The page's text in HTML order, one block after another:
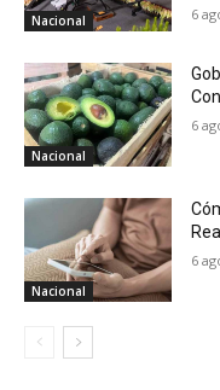
Nacional 6
Nacional
6
Nacional
6